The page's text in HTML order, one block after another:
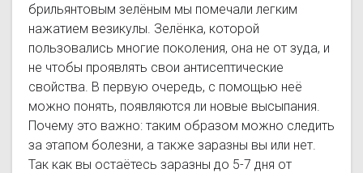
брильянтовым зелёным мы помечали легким
нажатием везикулы. Зелёнка, которой
пользовались многие поколения, она не от зуда, и
не чтобы проявлять свои антисептические
свойства. В первую очередь, с помощью неё
можно понять, появляются ли новые высыпания.
Почему это важно: таким образом можно следить
за этапом болезни, а также заразны вы или нет.
Так как вы остаётесь заразны до 5-7 дня от